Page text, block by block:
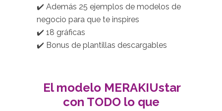
✔️ Además 25 ejemplos de modelos de
negocio para que te inspires
✔️ 18 gráficas
✔️ Bonus de plantillas descargables
El modelo MERAKIUstar
con TODO lo que